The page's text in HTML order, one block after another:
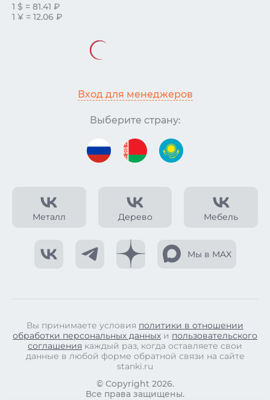
Металл Дерево Мебель
Мы в MAX
1 $ = 81.41 ₽
1 ¥ = 12.06 ₽
Вход для менеджеров
Выберите страну:
Вы принимаете условия политики в отношении
обработки персональных данных и пользовательского
соглашения каждый раз, когда оставляете свои
данные в любой форме обратной связи на сайте
stanki.ru
© Copyright 2026.
Все права защищены.